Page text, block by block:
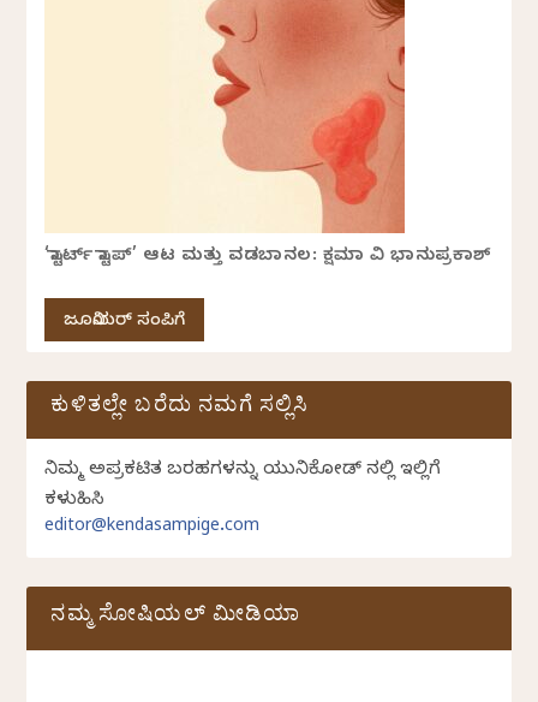
‘ಸ್ಟಾರ್ಟ್ ಸ್ಟಾಪ್’ ಆಟ ಮತ್ತು ವಡಬಾನಲ: ಕ್ಷಮಾ ವಿ ಭಾನುಪ್ರಕಾಶ್
ಜೂನಿಯರ್ ಸಂಪಿಗೆ
ಕುಳಿತಲ್ಲೇ ಬರೆದು ನಮಗೆ ಸಲ್ಲಿಸಿ
ನಿಮ್ಮ ಅಪ್ರಕಟಿತ ಬರಹಗಳನ್ನು ಯುನಿಕೋಡ್ ನಲ್ಲಿ ಇಲ್ಲಿಗೆ
ಕಳುಹಿಸಿ
editor@kendasampige.com
ನಮ್ಮ ಸೋಷಿಯಲ್‌ ಮೀಡಿಯಾ